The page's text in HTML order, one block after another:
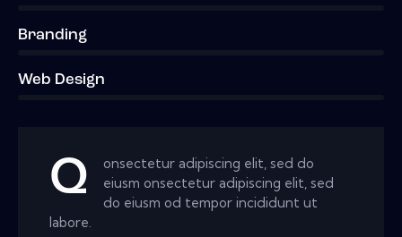
Branding
Web Design
Q
onsectetur adipiscing elit, sed do
eiusm onsectetur adipiscing elit, sed
do eiusm od tempor incididunt ut
labore.